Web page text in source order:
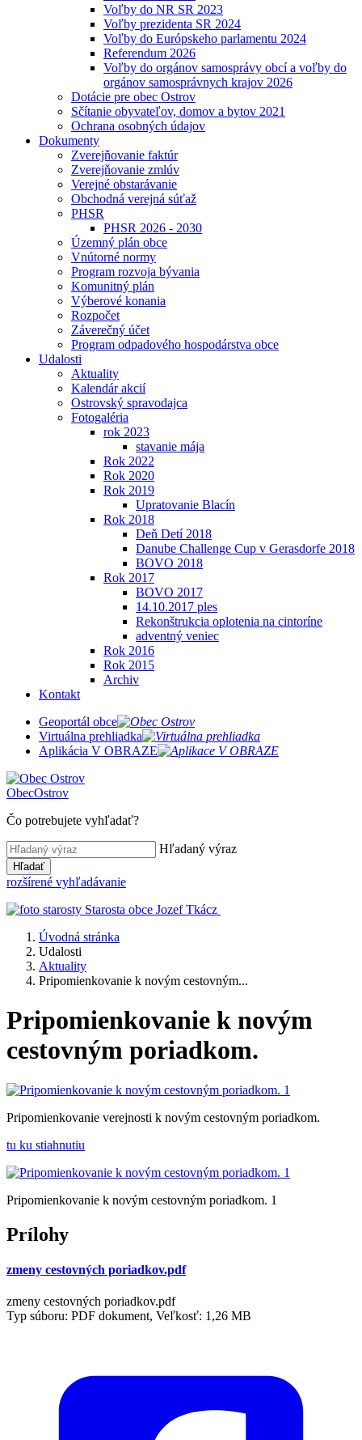
Voľby do NR SR 2023
Voľby prezidenta SR 2024
Voľby do Európskeho parlamentu 2024
Referendum 2026
Voľby do orgánov samosprávy obcí a voľby do
orgánov samosprávnych krajov 2026
Dotácie pre obec Ostrov
Sčítanie obyvateľov, domov a bytov 2021
Ochrana osobných údajov
Dokumenty
Zverejňovanie faktúr
Zverejňovanie zmlúv
Verejné obstarávanie
Obchodná verejná súťaž
PHSR
PHSR 2026 - 2030
Územný plán obce
Vnútorné normy
Program rozvoja bývania
Komunitný plán
Výberové konania
Rozpočet
Záverečný účet
Program odpadového hospodárstva obce
Udalosti
Aktuality
Kalendár akcií
Ostrovský spravodajca
Fotogaléria
rok 2023
stavanie mája
Rok 2022
Rok 2020
Rok 2019
Upratovanie Blacín
Rok 2018
Deň Detí 2018
Danube Challenge Cup v Gerasdorfe 2018
BOVO 2018
Rok 2017
BOVO 2017
14.10.2017 ples
Rekonštrukcia oplotenia na cintoríne
adventný veniec
Rok 2016
Rok 2015
Archiv
Kontakt
Geoportál obce
Virtuálna prehliadka
Aplikácia V OBRAZE
ObecOstrov
Čo potrebujete vyhľadať?
Hľadaný výraz
Hľadať
rozšírené vyhľadávanie
Starosta obce Jozef Tkácz
Úvodná stránka
Udalosti
Aktuality
Pripomienkovanie k novým cestovným...
Pripomienkovanie k novým
cestovným poriadkom.
Pripomienkovanie verejnosti k novým cestovným poriadkom.
tu ku stiahnutiu
Pripomienkovanie k novým cestovným poriadkom. 1
Prílohy
zmeny cestovných poriadkov.pdf
zmeny cestovných poriadkov.pdf
Typ súboru: PDF dokument, Veľkosť: 1,26 MB